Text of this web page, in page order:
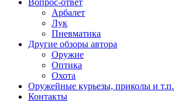
Вопрос-ответ
Арбалет
Лук
Пневматика
Другие обзоры автора
Оружие
Оптика
Охота
Оружейные курьезы, приколы и т.п.
Контакты